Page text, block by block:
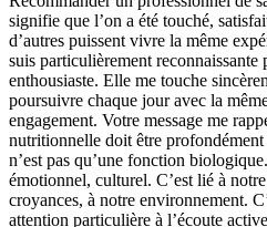
signifie que l’on a été touché,
d’autres puissent vivre la même
suis particulièrement reconnaissante
enthousiaste. Elle me touche
poursuivre chaque jour avec la
engagement. Votre message me
nutritionnelle doit être
n’est pas qu’une fonction
émotionnel, culturel. C’est lié à
croyances, à notre environnement.
attention particulière à l’écoute